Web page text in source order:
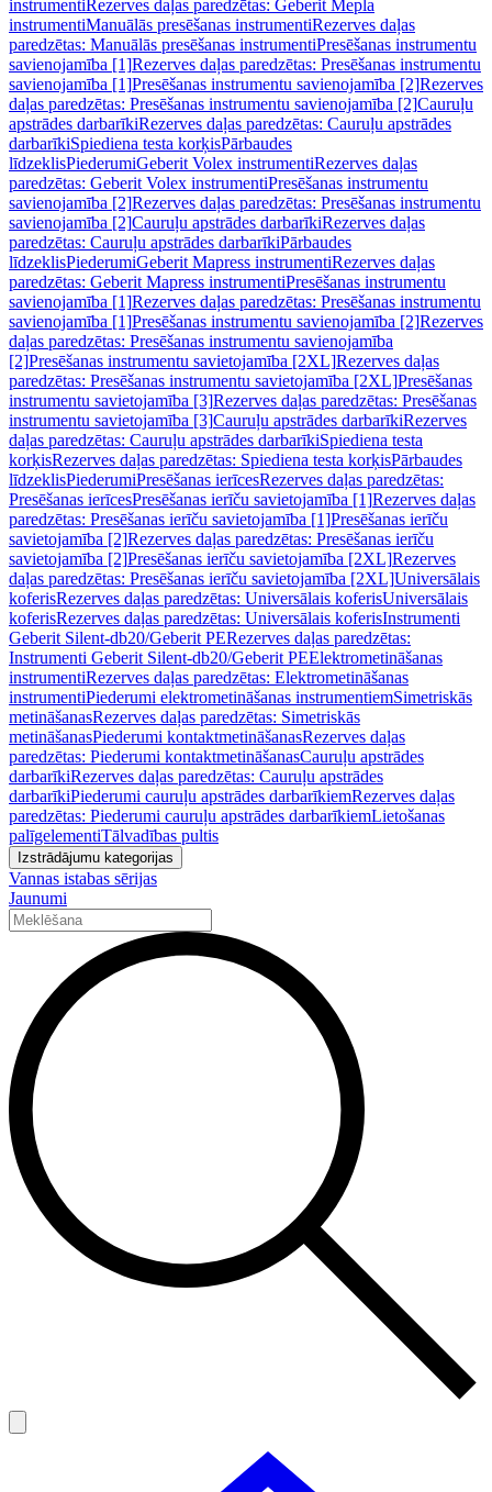
instrumentiRezerves daļas paredzētas: Geberit Mepla
instrumentiManuālās presēšanas instrumentiRezerves daļas
paredzētas: Manuālās presēšanas instrumentiPresēšanas instrumentu
savienojamība [1]Rezerves daļas paredzētas: Presēšanas instrumentu
savienojamība [1]Presēšanas instrumentu savienojamība [2]Rezerves
daļas paredzētas: Presēšanas instrumentu savienojamība [2]Cauruļu
apstrādes darbarīkiRezerves daļas paredzētas: Cauruļu apstrādes
darbarīkiSpiediena testa korķisPārbaudes
līdzeklisPiederumiGeberit Volex instrumentiRezerves daļas
paredzētas: Geberit Volex instrumentiPresēšanas instrumentu
savienojamība [2]Rezerves daļas paredzētas: Presēšanas instrumentu
savienojamība [2]Cauruļu apstrādes darbarīkiRezerves daļas
paredzētas: Cauruļu apstrādes darbarīkiPārbaudes
līdzeklisPiederumiGeberit Mapress instrumentiRezerves daļas
paredzētas: Geberit Mapress instrumentiPresēšanas instrumentu
savienojamība [1]Rezerves daļas paredzētas: Presēšanas instrumentu
savienojamība [1]Presēšanas instrumentu savienojamība [2]Rezerves
daļas paredzētas: Presēšanas instrumentu savienojamība
[2]Presēšanas instrumentu savietojamība [2XL]Rezerves daļas
paredzētas: Presēšanas instrumentu savietojamība [2XL]Presēšanas
instrumentu savietojamība [3]Rezerves daļas paredzētas: Presēšanas
instrumentu savietojamība [3]Cauruļu apstrādes darbarīkiRezerves
daļas paredzētas: Cauruļu apstrādes darbarīkiSpiediena testa
korķisRezerves daļas paredzētas: Spiediena testa korķisPārbaudes
līdzeklisPiederumiPresēšanas ierīcesRezerves daļas paredzētas:
Presēšanas ierīcesPresēšanas ierīču savietojamība [1]Rezerves daļas
paredzētas: Presēšanas ierīču savietojamība [1]Presēšanas ierīču
savietojamība [2]Rezerves daļas paredzētas: Presēšanas ierīču
savietojamība [2]Presēšanas ierīču savietojamība [2XL]Rezerves
daļas paredzētas: Presēšanas ierīču savietojamība [2XL]Universālais
koferisRezerves daļas paredzētas: Universālais koferisUniversālais
koferisRezerves daļas paredzētas: Universālais koferisInstrumenti
Geberit Silent-db20/Geberit PERezerves daļas paredzētas:
Instrumenti Geberit Silent-db20/Geberit PEElektrometināšanas
instrumentiRezerves daļas paredzētas: Elektrometināšanas
instrumentiPiederumi elektrometināšanas instrumentiemSimetriskās
metināšanasRezerves daļas paredzētas: Simetriskās
metināšanasPiederumi kontaktmetināšanasRezerves daļas
paredzētas: Piederumi kontaktmetināšanasCauruļu apstrādes
darbarīkiRezerves daļas paredzētas: Cauruļu apstrādes
darbarīkiPiederumi cauruļu apstrādes darbarīkiemRezerves daļas
paredzētas: Piederumi cauruļu apstrādes darbarīkiemLietošanas
palīgelementiTālvadības pultis
Izstrādājumu kategorijas
Vannas istabas sērijas
Jaunumi